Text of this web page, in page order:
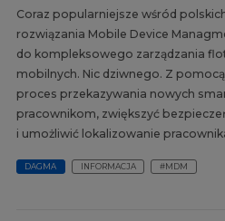
Coraz popularniejsze wśród
rozwiązania Mobile Device
do kompleksowego zarządzania
mobilnych. Nic dziwnego. Z
proces przekazywania nowych
pracownikom, zwiększyć
i umożliwić lokalizowanie
DAGMA INFORMACJA #MDM